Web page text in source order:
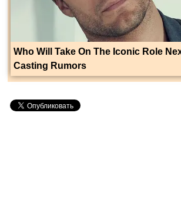
Who Will Take On The Iconic Role
Casting Rumors